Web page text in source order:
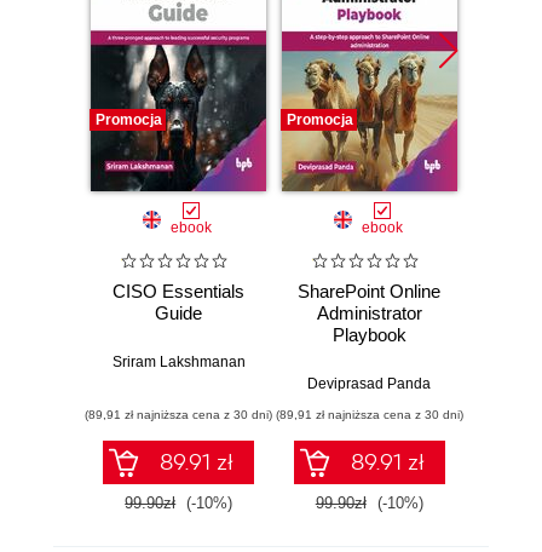
Promocja
ebook
CISO Essentials
Guide
Sriram Lakshmanan
(89,91 zł najniższa cena z 30 dni)
89.91 zł
99.90zł (-10%)
Promocja
ebook
SharePoint Online
Administrator
Playbook
Deviprasad Panda
(89,91 zł najniższa cena z 30 dni)
89.91 zł
99.90zł (-10%)